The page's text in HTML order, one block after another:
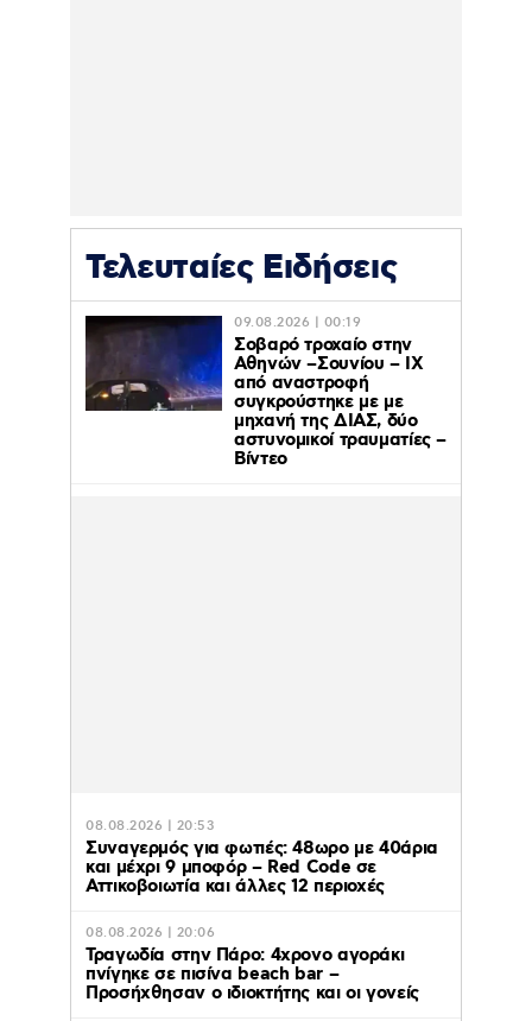
Τελευταίες Ειδήσεις
09.08.2026 | 00:19
Σοβαρό τροχαίο στην
Αθηνών –Σουνίου – ΙΧ
από αναστροφή
συγκρούστηκε με με
μηχανή της ΔΙΑΣ, δύο
αστυνομικοί τραυματίες –
Βίντεο
08.08.2026 | 20:53
Συναγερμός για φωτιές: 48ωρο με 40άρια
και μέχρι 9 μποφόρ – Red Code σε
Αττικοβοιωτία και άλλες 12 περιοχές
08.08.2026 | 20:06
Τραγωδία στην Πάρο: 4χρονο αγοράκι
πνίγηκε σε πισίνα beach bar –
Προσήχθησαν ο ιδιοκτήτης και οι γονείς